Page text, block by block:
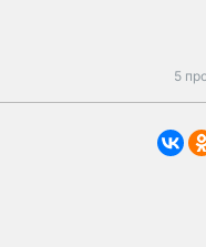
5